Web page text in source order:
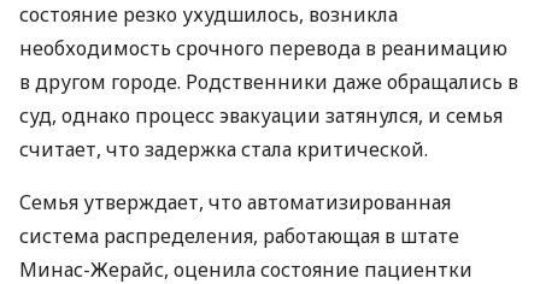
состояние резко ухудшилось, возникла
необходимость срочного перевода в реанимацию
в другом городе. Родственники даже обращались в
суд, однако процесс эвакуации затянулся, и семья
считает, что задержка стала критической.
Семья утверждает, что автоматизированная
система распределения, работающая в штате
Минас-Жерайс, оценила состояние пациентки